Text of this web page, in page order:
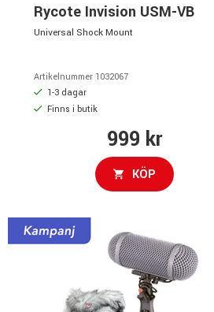
Rycote Invision USM-VB
Universal Shock Mount
Artikelnummer 1032067
1-3 dagar
Finns i butik
999 kr
KÖP